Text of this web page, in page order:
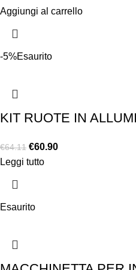
Aggiungi al carrello
-5%Esaurito
KIT RUOTE IN
€64.11 €60.90
Leggi tutto
Esaurito